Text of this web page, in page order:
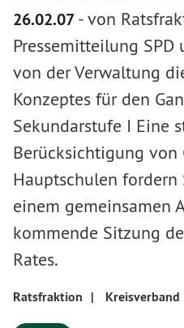
26.02.07-von
Pressemitteilung SPD
von der Verwaltung
Konzeptes für den
Sekundarstufe I Eine
Berücksichtigung von
Hauptschulen fordern
einem gemeinsamen
kommende Sitzung
Rates.
Ratsfraktion | Kreisverband